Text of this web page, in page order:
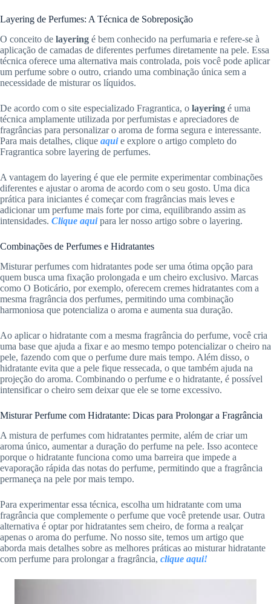
Layering de Perfumes: A Técnica de Sobreposição
O conceito de layering é bem conhecido na perfumaria e refere-se à
aplicação de camadas de diferentes perfumes diretamente na pele. Essa
técnica oferece uma alternativa mais controlada, pois você pode aplicar
um perfume sobre o outro, criando uma combinação única sem a
necessidade de misturar os líquidos.
De acordo com o site especializado Fragrantica, o layering é uma
técnica amplamente utilizada por perfumistas e apreciadores de
fragrâncias para personalizar o aroma de forma segura e interessante.
Para mais detalhes, clique aquie explore o artigo completo do
Fragrantica sobre layering de perfumes.
A vantagem do layering é que ele permite experimentar combinações
diferentes e ajustar o aroma de acordo com o seu gosto. Uma dica
prática para iniciantes é começar com fragrâncias mais leves e
adicionar um perfume mais forte por cima, equilibrando assim as
intensidades. Clique aquipara ler nosso artigo sobre o layering.
Combinações de Perfumes e Hidratantes
Misturar perfumes com hidratantes pode ser uma ótima opção para
quem busca uma fixação prolongada e um cheiro exclusivo. Marcas
como O Boticário, por exemplo, oferecem cremes hidratantes com a
mesma fragrância dos perfumes, permitindo uma combinação
harmoniosa que potencializa o aroma e aumenta sua duração.
Ao aplicar o hidratante com a mesma fragrância do perfume, você cria
uma base que ajuda a fixar e ao mesmo tempo potencializar o cheiro na
pele, fazendo com que o perfume dure mais tempo. Além disso, o
hidratante evita que a pele fique ressecada, o que também ajuda na
projeção do aroma. Combinando o perfume e o hidratante, é possível
intensificar o cheiro sem deixar que ele se torne excessivo.
Misturar Perfume com Hidratante: Dicas para Prolongar a Fragrância
A mistura de perfumes com hidratantes permite, além de criar um
aroma único, aumentar a duração do perfume na pele. Isso acontece
porque o hidratante funciona como uma barreira que impede a
evaporação rápida das notas do perfume, permitindo que a fragrância
permaneça na pele por mais tempo.
Para experimentar essa técnica, escolha um hidratante com uma
fragrância que complemente o perfume que você pretende usar. Outra
alternativa é optar por hidratantes sem cheiro, de forma a realçar
apenas o aroma do perfume. No nosso site, temos um artigo que
aborda mais detalhes sobre as melhores práticas ao misturar hidratante
com perfume para prolongar a fragrância, clique aqui!